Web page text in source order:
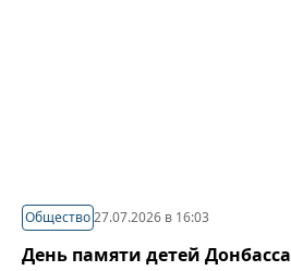
Общество27.07.2026 в 16:03
День памяти детей Донбасса